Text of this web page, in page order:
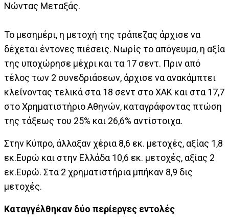
Νώντας Μεταξάς.
Το μεσημέρι, η μετοχή της τράπεζας άρχισε να
δέχεται έντονες πιέσεις. Νωρίς το απόγευμα, η αξία
της υποχώρησε μέχρι και τα 17 σεντ. Πριν από
τέλος των 2 συνεδριάσεων, άρχισε να ανακάμπτει
κλείνοντας τελικά στα 18 σεντ στο ΧΑΚ και στα 17,7
στο Χρηματιστήριο Αθηνών, καταγράφοντας πτώση
της τάξεως του 25% και 26,6% αντίστοιχα.
Στην Κύπρο, άλλαξαν χέρια 8,6 εκ. μετοχές, αξίας 1,8
εκ.Ευρώ και στην Ελλάδα 10,6 εκ. μετοχές, αξίας 2
εκ.Ευρώ. Στα 2 χρηματιστήρια μπήκαν 8,9 δις
μετοχές.
Καταγγέλθηκαν δύο περίεργες εντολές